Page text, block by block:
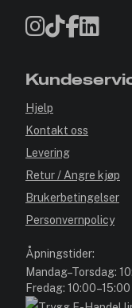
Hjelp
Kontakt oss
Levering
Retur / Angre kjøp
Brukerbetingelser
Personvernpolicy
Åpningstider:
Mandag–Torsdag:
Fredag: 10:00–15:00